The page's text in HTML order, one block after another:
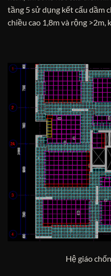
tầng 5 sử dụng kết cấu dầm
chiều cao 1,8m và rộng
Hệ giáo